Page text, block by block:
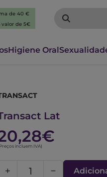
de 40 €
valor de 5€
Higiene Oral
Lat
incluem IVA)